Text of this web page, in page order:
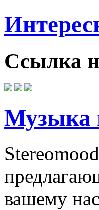
Ссылка
Музыка
вашему